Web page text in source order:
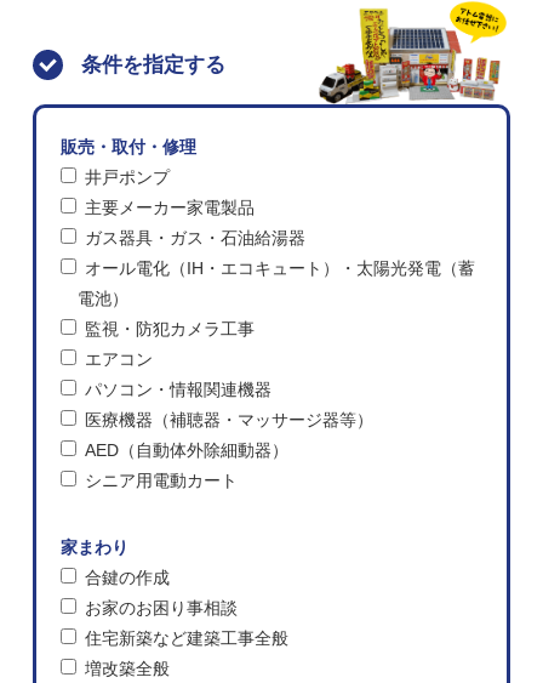
条件を指定する
販売・取付・修理
井戸ポンプ
主要メーカー家電製品
ガス器具・ガス・石油給湯器
オール電化（IH・エコキュート）・太陽光発電（蓄
電池）
監視・防犯カメラ工事
エアコン
パソコン・情報関連機器
医療機器（補聴器・マッサージ器等）
AED（自動体外除細動器）
シニア用電動カート
家まわり
合鍵の作成
お家のお困り事相談
住宅新築など建築工事全般
増改築全般